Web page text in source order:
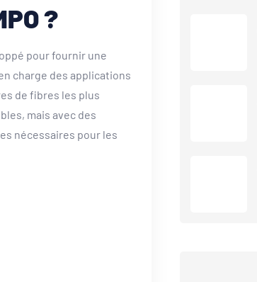
?
pour fournir une
charge des applications
de fibres les plus
mais avec des
nécessaires pour les